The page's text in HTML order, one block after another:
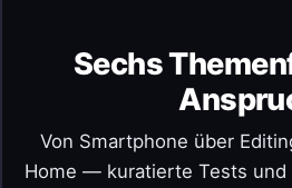
Sechs
Von Smartphone über
Home — kuratierte Tests und